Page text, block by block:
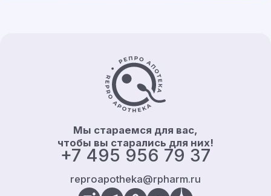
Контакты и информация
+7 495 956 79 37
reproapotheka@rpharm.ru
Мы стараемся для вас,
чтобы вы старались для них!